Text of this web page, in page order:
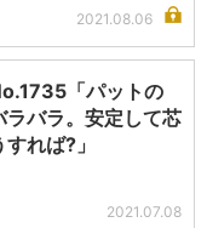
2021.08.06
「パットの
ラバラ。安定して芯
れば?」
2021.07.08